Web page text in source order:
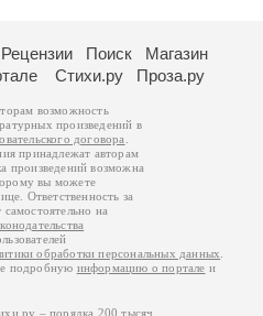
Рецензии Поиск
Магазин
Стихи.ру Проза.ру
возможность
произведений в
договора.
принадлежат авторам
произведений возможна
вы можете
Ответственность за
на
обработки персональных данных.
подробную информацию о портале и